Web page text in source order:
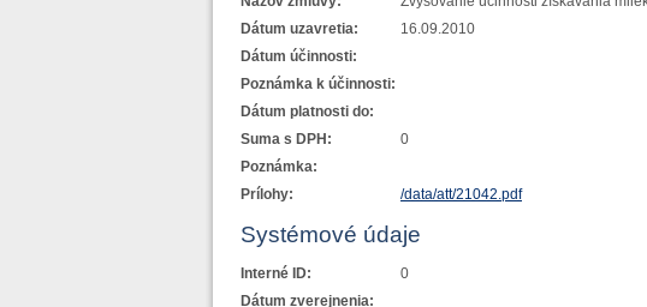
Dátum uzavretia:
16.09.2010
Dátum účinnosti:
Poznámka k účinnosti:
Dátum platnosti do:
Suma s DPH:
0
Poznámka:
Prílohy:
/data/att/21042.pdf
Systémové údaje
Interné ID:
0
Dátum zverejnenia: